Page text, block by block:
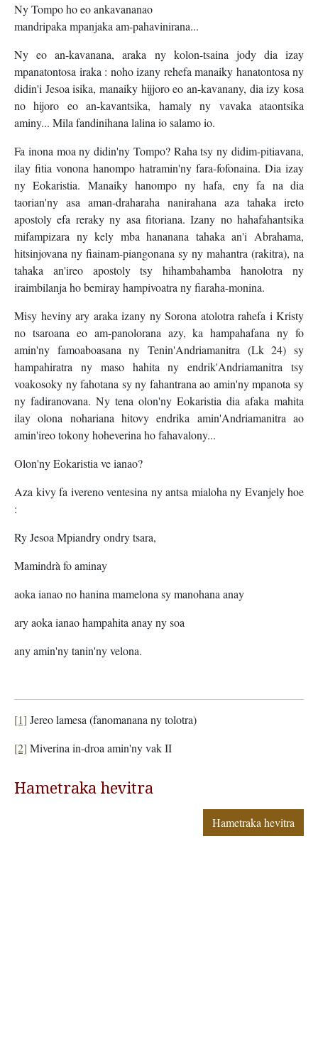
Ny Tompo ho eo ankavananao
mandripaka mpanjaka am-pahavinirana...
Ny eo an-kavanana, araka ny kolon-tsaina jody dia izay
mpanatontosa iraka : noho izany rehefa manaiky hanatontosa ny
didin'i Jesoa isika, manaiky hijjoro eo an-kavanany, dia izy kosa
no hijoro eo an-kavantsika, hamaly ny vavaka ataontsika
aminy... Mila fandinihana lalina io salamo io.
Fa inona moa ny didin'ny Tompo? Raha tsy ny didim-pitiavana,
ilay fitia vonona hanompo hatramin'ny fara-fofonaina. Dia izay
ny Eokaristia. Manaiky hanompo ny hafa, eny fa na dia
taorian'ny asa aman-draharaha nanirahana aza tahaka ireto
apostoly efa reraky ny asa fitoriana. Izany no hahafahantsika
mifampizara ny kely mba hananana tahaka an'i Abrahama,
hitsinjovana ny fiainam-piangonana sy ny mahantra (rakitra), na
tahaka an'ireo apostoly tsy hihambahamba hanolotra ny
iraimbilanja ho bemiray hampivoatra ny fiaraha-monina.
Misy heviny ary araka izany ny Sorona atolotra rahefa i Kristy
no tsaroana eo am-panolorana azy, ka hampahafana ny fo
amin'ny famoaboasana ny Tenin'Andriamanitra (Lk 24) sy
hampahiratra ny maso hahita ny endrik'Andriamanitra tsy
voakosoky ny fahotana sy ny fahantrana ao amin'ny mpanota sy
ny fadiranovana. Ny tena olon'ny Eokaristia dia afaka mahita
ilay olona nohariana hitovy endrika amin'Andriamanitra ao
amin'ireo tokony hoheverina ho fahavalony...
Olon'ny Eokaristia ve ianao?
Aza kivy fa ivereno ventesina ny antsa mialoha ny Evanjely hoe
:
Ry Jesoa Mpiandry ondry tsara,
Mamindrà fo aminay
aoka ianao no hanina mamelona sy manohana anay
ary aoka ianao hampahita anay ny soa
any amin'ny tanin'ny velona.
[1] Jereo lamesa (fanomanana ny tolotra)
[2] Miverina in-droa amin'ny vak II
Hametraka hevitra
Hametraka hevitra